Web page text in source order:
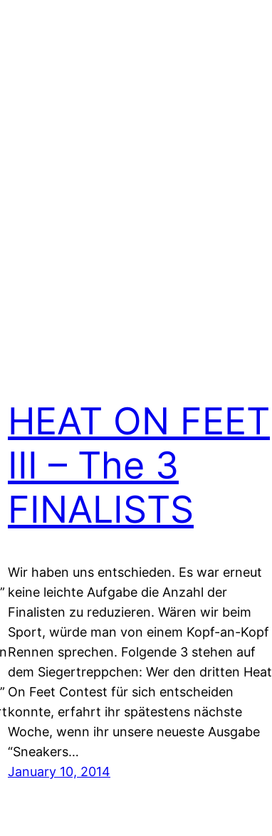
HEAT ON FEET
III – The 3
FINALISTS
Wir haben uns entschieden. Es war erneut
keine leichte Aufgabe die Anzahl der
Finalisten zu reduzieren. Wären wir beim
Sport, würde man von einem Kopf-an-Kopf
Rennen sprechen. Folgende 3 stehen auf
dem Siegertreppchen: Wer den dritten Heat
On Feet Contest für sich entscheiden
konnte, erfahrt ihr spätestens nächste
Woche, wenn ihr unsere neueste Ausgabe
“Sneakers…
January 10, 2014